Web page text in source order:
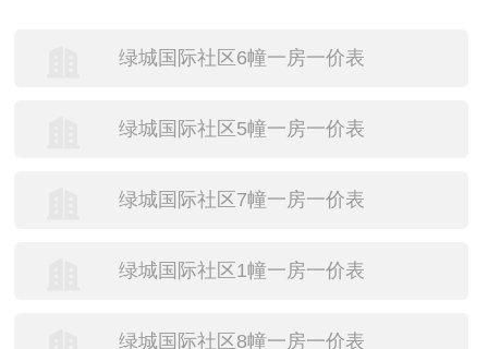
绿城国际社区6幢一房一价表
绿城国际社区5幢一房一价表
绿城国际社区7幢一房一价表
绿城国际社区1幢一房一价表
绿城国际社区8幢一房一价表